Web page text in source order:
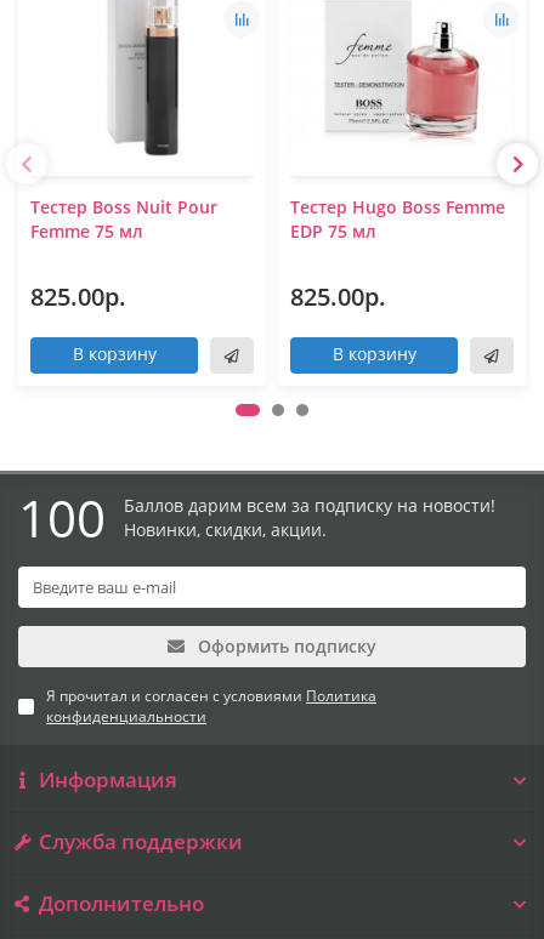
Тестер Boss Nuit Pour
Femme 75 мл
825.00р.
В корзину
Тестер Hugo Boss Femme
EDP 75 мл
825.00р.
В корзину
100
Баллов дарим всем за подписку на новости!
Новинки, скидки, акции.
Оформить подписку
Я прочитал и согласен с условиями Политика
конфиденциальности
Информация
Служба поддержки
Дополнительно